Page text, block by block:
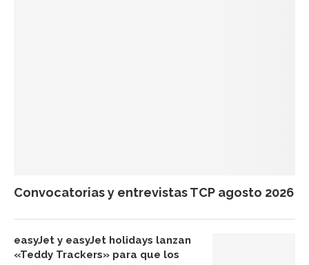
Convocatorias y entrevistas TCP agosto 2026
easyJet y easyJet holidays lanzan
«Teddy Trackers» para que los